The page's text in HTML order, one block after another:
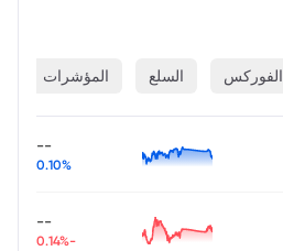
الفوركس السلع المؤشرات
--
0.10%
--
-0.14%